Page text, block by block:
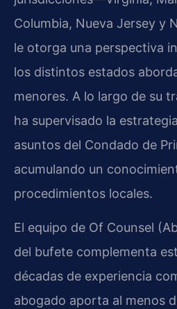
Columbia, Nueva Jersey y
le otorga una perspectiva
los distintos estados
menores. A lo largo de su
ha supervisado la
asuntos del Condado de
acumulando un
procedimientos locales.
El equipo de Of Counsel
del bufete complementa
décadas de experiencia
abogado aporta al menos